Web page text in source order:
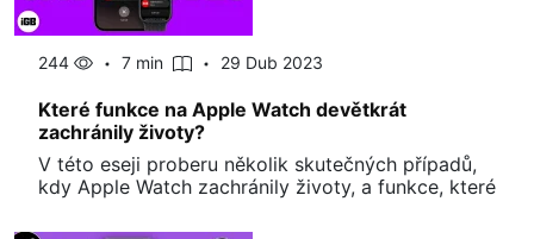
244 7 min 29 Dub 2023
Které funkce na Apple Watch devětkrát
zachránily životy?
V této eseji proberu několik skutečných případů,
kdy Apple Watch zachránily životy, a funkce, které